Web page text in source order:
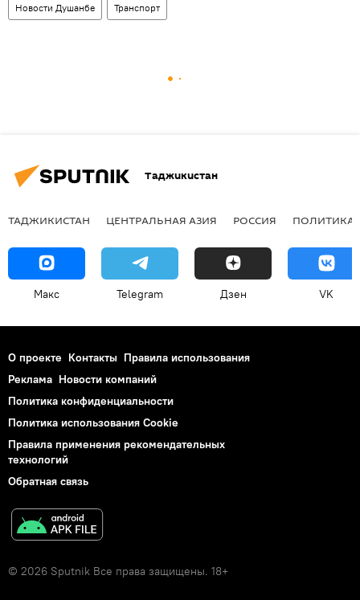
Новости Душанбе Транспорт
Таджикистан
ТАДЖИКИСТАН ЦЕНТРАЛЬНАЯ АЗИЯ РОССИЯ ПОЛИТИКА
Макс Telegram Дзен VK
О проекте Контакты Правила использования
Реклама Новости компаний
Политика конфиденциальности
Политика использования Cookie
Правила применения рекомендательных
технологий
Обратная связь
© 2026 Sputnik Все права защищены. 18+